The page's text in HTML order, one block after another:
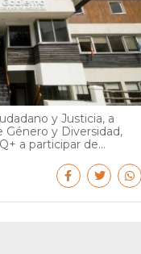
y Justicia, a
Género y Diversidad,
a participar de...